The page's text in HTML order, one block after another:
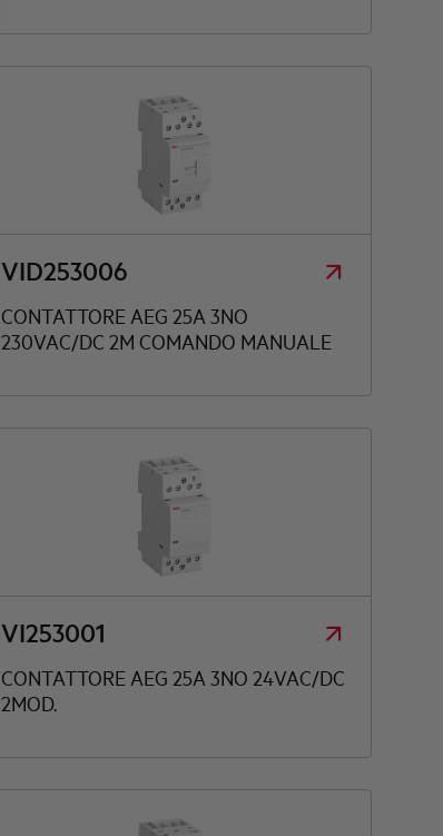
VID253006
CONTATTORE AEG 25A 3NO
230VAC/DC 2M COMANDO MANUALE
VI253001
CONTATTORE AEG 25A 3NO 24VAC/DC
2MOD.